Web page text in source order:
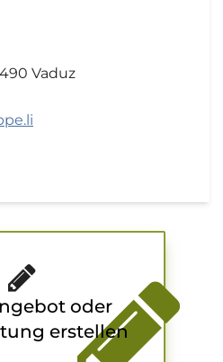
Vaduz
oder
erstellen